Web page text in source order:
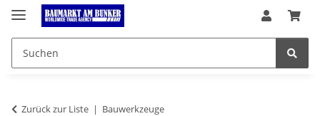
Zurück zur Liste Bauwerkzeuge